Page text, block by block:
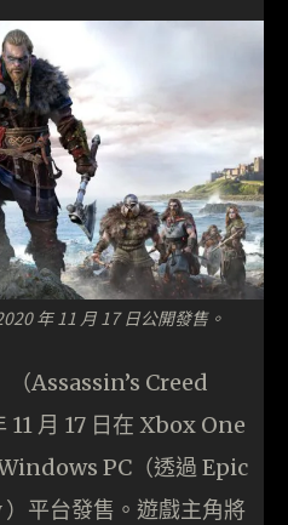
年 11 月 17 日公開發售。
（Assassin’s Creed
月 17 日在 Xbox One
PC（透過 Epic
平台發售。遊戲主角將